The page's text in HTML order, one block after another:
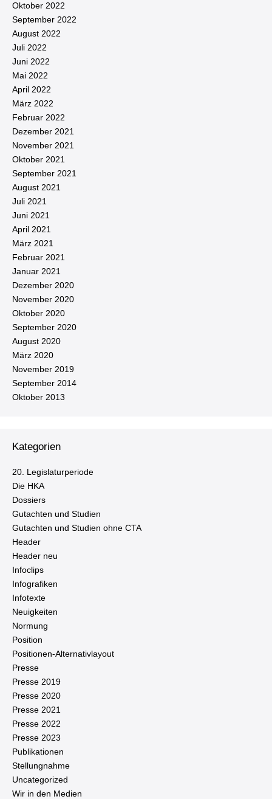
Oktober 2022
September 2022
August 2022
Juli 2022
Juni 2022
Mai 2022
April 2022
März 2022
Februar 2022
Dezember 2021
November 2021
Oktober 2021
September 2021
August 2021
Juli 2021
Juni 2021
April 2021
März 2021
Februar 2021
Januar 2021
Dezember 2020
November 2020
Oktober 2020
September 2020
August 2020
März 2020
November 2019
September 2014
Oktober 2013
Kategorien
20. Le­gis­la­tur­pe­ri­ode
Die HKA
Dossiers
Gutachten und Studien
Gutachten und Studien ohne CTA
Header
Header neu
Infoclips
In­fo­gra­fi­ken
Infotexte
Neu­ig­kei­ten
Normung
Position
Po­si­tio­nen-Al­ter­na­tiv­lay­out
Presse
Presse 2019
Presse 2020
Presse 2021
Presse 2022
Presse 2023
Pu­bli­ka­tio­nen
Stel­lung­nah­me
Un­ca­te­go­ri­zed
Wir in den Medien